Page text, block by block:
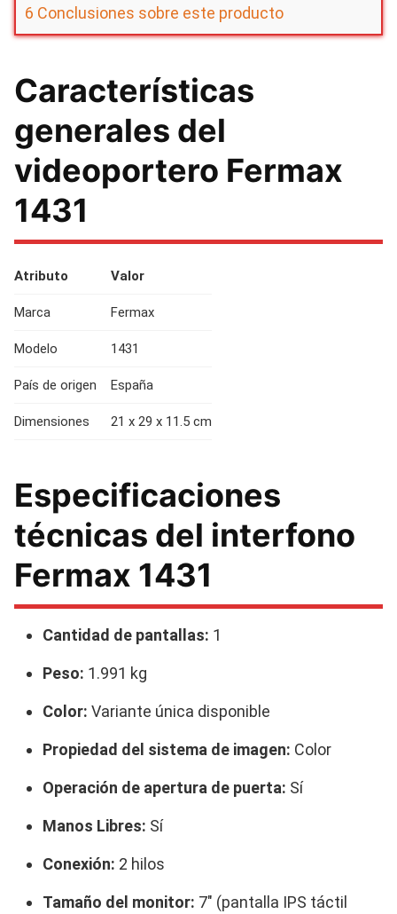
6 Conclusiones sobre este producto
Características
generales del
videoportero Fermax
1431
Atributo Valor
Marca Fermax
Modelo 1431
País de origen España
Dimensiones 21 x 29 x 11.5 cm
Especificaciones
técnicas del interfono
Fermax 1431
Cantidad de pantallas: 1
Peso: 1.991 kg
Color: Variante única disponible
Propiedad del sistema de imagen: Color
Operación de apertura de puerta: Sí
Manos Libres: Sí
Conexión: 2 hilos
Tamaño del monitor: 7″ (pantalla IPS táctil